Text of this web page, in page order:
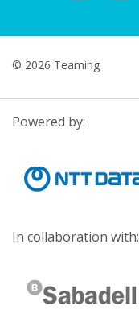
© 2026 Teaming
Powered by:
In collaboration with: